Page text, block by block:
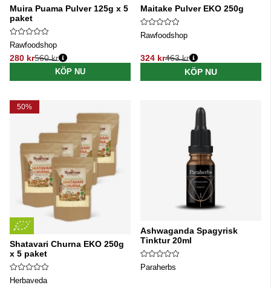
Muira Puama Pulver 125g x 5
paket
Rawfoodshop
280 kr
Ordinarie pris:
560 kr
KÖP NU
Maitake Pulver EKO 250g
Rawfoodshop
324 kr
Ordinarie pris:
463 kr
KÖP NU
50%
Shatavari Churna EKO 250g
x 5 paket
Herbaveda
Ashwaganda Spagyrisk
Tinktur 20ml
Paraherbs